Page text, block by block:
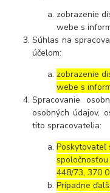
zobrazenie
webe s
Súhlas na
účelom:
zobrazenie
webe s
Spracovanie
osobných údajov,
títo spracovatelia:
Poskytovateľ
448/73, 370
Prípadne